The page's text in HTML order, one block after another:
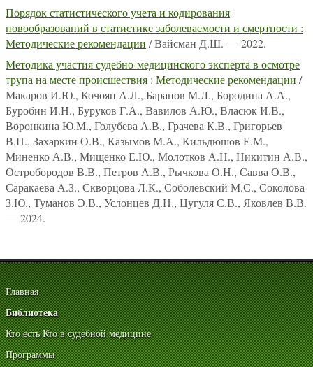
Порядок статистического учета и кодирования
новообразований в статистике заболеваемости и смертности :
Методические рекомендации / Вайсман Д.Ш. — 2022.
Методика участия судебно-медицинского эксперта в осмотре
трупа на месте происшествия : Методические рекомендации /
Макаров И.Ю., Кочоян А.Л., Баранов М.Л., Бородина А.А.,
Буробин И.Н., Буруков Г.А., Вавилов А.Ю., Власюк И.В.,
Воронкина Ю.М., Голубева А.В., Грачева К.В., Григорьев
В.П., Захаркин О.В., Казымов М.А., Кильдюшов Е.М.,
Миненко А.В., Мищенко Е.Ю., Молотков А.Н., Никитин А.В.,
Остробородов В.В., Петров А.В., Рычкова О.Н., Савва О.В.,
Саракаева А.З., Скворцова Л.К., Соболевский М.С., Соколова
З.Ю., Туманов Э.В., Услонцев Д.Н., Цугуля С.В., Яковлев В.В.
— 2024.
Главная
Библиотека
Кто есть Кто в судебной медицине
Программы